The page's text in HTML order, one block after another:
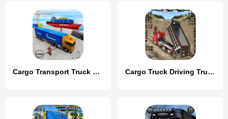
Cargo Transport Truck Driving Cargo Truck Driving Truck Game